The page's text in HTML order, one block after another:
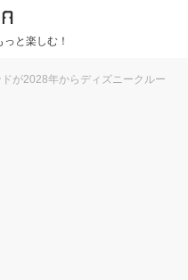
と楽しむ！
が2028年からディズニークルー